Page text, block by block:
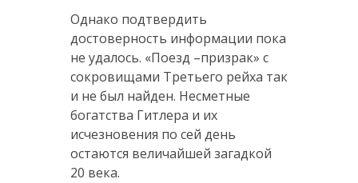
Однако подтвердить
достоверность информации пока
не удалось. «Поезд –призрак» с
сокровищами Третьего рейха так
и не был найден. Несметные
богатства Гитлера и их
исчезновения по сей день
остаются величайшей загадкой
20 века.